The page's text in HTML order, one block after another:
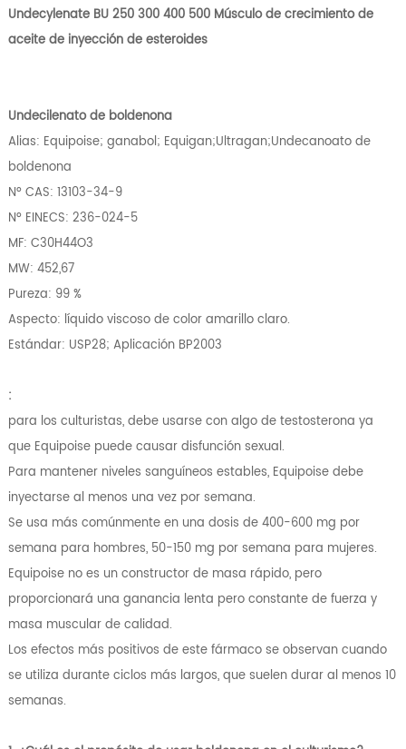
Undecylenate BU 250 300 400 500 Músculo de crecimiento de
aceite de inyección de esteroides
Undecilenato de boldenona
Alias: Equipoise; ganabol; Equigan;Ultragan;Undecanoato de
boldenona
Nº CAS: 13103-34-9
Nº EINECS: 236-024-5
MF: C30H44O3
MW: 452,67
Pureza: 99 %
Aspecto: líquido viscoso de color amarillo claro.
Estándar: USP28; Aplicación BP2003
:
para los culturistas, debe usarse con algo de testosterona ya
que Equipoise puede causar disfunción sexual.
Para mantener niveles sanguíneos estables, Equipoise debe
inyectarse al menos una vez por semana.
Se usa más comúnmente en una dosis de 400-600 mg por
semana para hombres, 50-150 mg por semana para mujeres.
Equipoise no es un constructor de masa rápido, pero
proporcionará una ganancia lenta pero constante de fuerza y ​​
masa muscular de calidad.
Los efectos más positivos de este fármaco se observan cuando
se utiliza durante ciclos más largos, que suelen durar al menos 10
semanas.